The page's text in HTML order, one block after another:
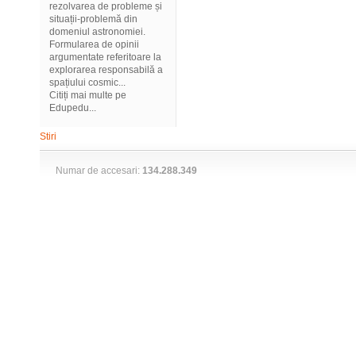
rezolvarea de probleme și
situații-problemă din
domeniul astronomiei.
Formularea de opinii
argumentate referitoare la
explorarea responsabilă a
spațiului cosmic...
Citiți mai multe pe
Edupedu...
Stiri
Numar de accesari: 134.288.349